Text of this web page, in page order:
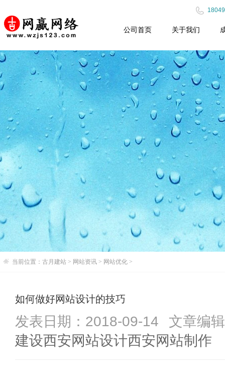
公司首页 关于我们
当前位置： 古月建站 > 网站资讯 > 网站优化 >
如何做好网站设计的技巧
发表日期：2018-09-14
文章编
建设西安网站设计西安网站制作